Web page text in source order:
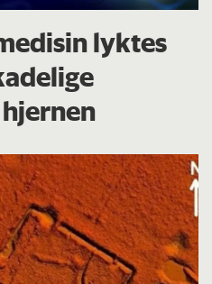
lyktes